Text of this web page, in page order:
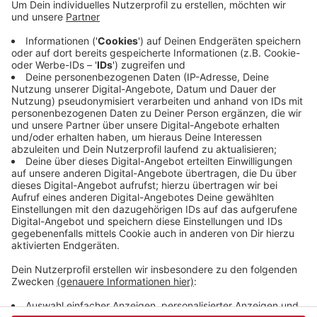
sei sie zu weit nach rechts gekommen, hat
daraufhin das Lenkrad nach links gerissen,
versuchte wieder gegenzulenken und kam dann
von der Straße ab. Sie fuhr gegen einen Baum. Die
Frau hat sich nicht verletzt, das Auto musste aber
abgeschleppt werden und konnte nicht mehr
fahren.
Veröffentlicht:Dienstag, 10.12.2024 06:24
Anzeige
Anzeige